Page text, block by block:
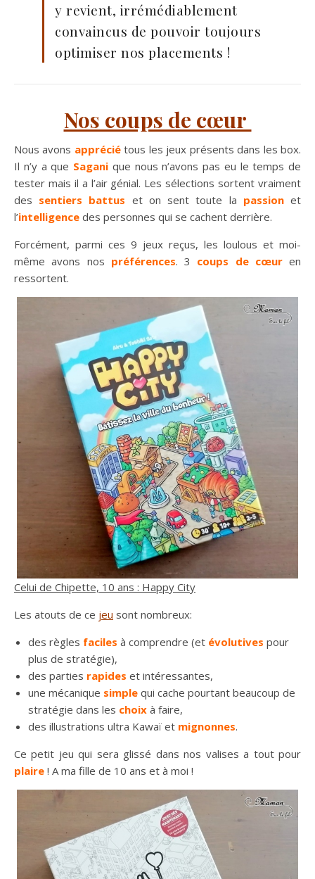
y revient, irrémédiablement
convaincus de pouvoir toujours
optimiser nos placements !
Nos coups de cœur
Nous avons apprécié tous les jeux présents dans les box.
Il n’y a que Sagani que nous n’avons pas eu le temps de
tester mais il a l’air génial. Les sélections sortent vraiment
des sentiers battus et on sent toute la passion et
l’intelligence des personnes qui se cachent derrière.
Forcément, parmi ces 9 jeux reçus, les loulous et moi-
même avons nos préférences. 3 coups de cœur en
ressortent.
Celui de Chipette, 10 ans : Happy City
Les atouts de ce jeu sont nombreux:
des règles faciles à comprendre (et évolutives pour
plus de stratégie),
des parties rapides et intéressantes,
une mécanique simple qui cache pourtant beaucoup de
stratégie dans les choix à faire,
des illustrations ultra Kawaï et mignonnes.
Ce petit jeu qui sera glissé dans nos valises a tout pour
plaire ! A ma fille de 10 ans et à moi !